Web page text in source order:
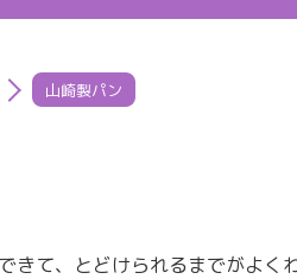
山崎製パン
て、とどけられるまでがよく